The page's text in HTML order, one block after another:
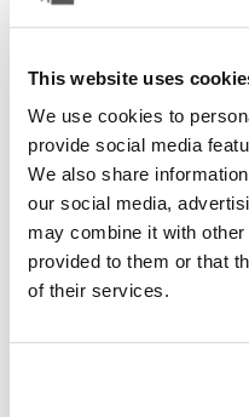
This website uses
We use cookies to
provide social media
We also share
our social media,
may combine it with
provided to them or that
of their services.
在新标签页中打